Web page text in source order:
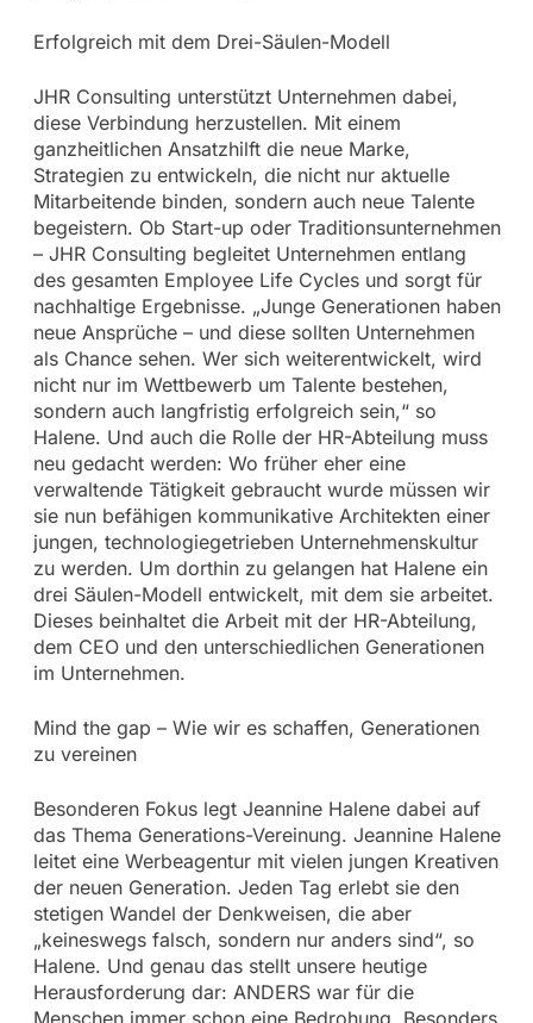
Erfolgreich mit dem Drei-Säulen-Modell
JHR Consulting unterstützt Unternehmen dabei,
diese Verbindung herzustellen. Mit einem
ganzheitlichen Ansatzhilft die neue Marke,
Strategien zu entwickeln, die nicht nur aktuelle
Mitarbeitende binden, sondern auch neue Talente
begeistern. Ob Start-up oder Traditionsunternehmen
– JHR Consulting begleitet Unternehmen entlang
des gesamten Employee Life Cycles und sorgt für
nachhaltige Ergebnisse. „Junge Generationen haben
neue Ansprüche – und diese sollten Unternehmen
als Chance sehen. Wer sich weiterentwickelt, wird
nicht nur im Wettbewerb um Talente bestehen,
sondern auch langfristig erfolgreich sein,“ so
Halene. Und auch die Rolle der HR-Abteilung muss
neu gedacht werden: Wo früher eher eine
verwaltende Tätigkeit gebraucht wurde müssen wir
sie nun befähigen kommunikative Architekten einer
jungen, technologiegetrieben Unternehmenskultur
zu werden. Um dorthin zu gelangen hat Halene ein
drei Säulen-Modell entwickelt, mit dem sie arbeitet.
Dieses beinhaltet die Arbeit mit der HR-Abteilung,
dem CEO und den unterschiedlichen Generationen
im Unternehmen.
Mind the gap – Wie wir es schaffen, Generationen
zu vereinen
Besonderen Fokus legt Jeannine Halene dabei auf
das Thema Generations-Vereinung. Jeannine Halene
leitet eine Werbeagentur mit vielen jungen Kreativen
der neuen Generation. Jeden Tag erlebt sie den
stetigen Wandel der Denkweisen, die aber
„keineswegs falsch, sondern nur anders sind“, so
Halene. Und genau das stellt unsere heutige
Herausforderung dar: ANDERS war für die
Menschen immer schon eine Bedrohung. Besonders